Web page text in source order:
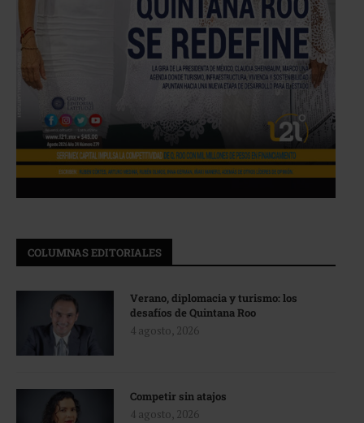
COLUMNAS EDITORIALES
Verano, diplomacia y turismo: los
desafíos de Quintana Roo
4 agosto, 2026
Competir sin atajos
4 agosto, 2026